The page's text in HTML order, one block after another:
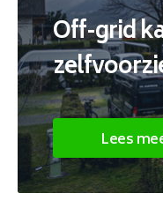
Off-grid
Lees